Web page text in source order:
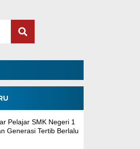
Pelajar SMK Negeri 1
Generasi Tertib Berlalu